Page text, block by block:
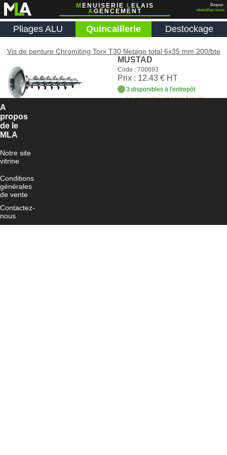
M ENUISERIE L ELAIS
AGENCEMENT
Bonjour,
identifiez-vous
Pliages ALU Quincaillerie Destockage
Vis de penture Chromiting Torx T30 filetage total 6x35 mm 200/bte
MUSTAD
Code : 700693
Prix : 12.43 € HT
3 disponibles à l'entrepôt
Le complément sous 4 jours
A
propos
de le
MLA
Notre site
vitrine
Conditions
générales
de vente
Contactez-
nous